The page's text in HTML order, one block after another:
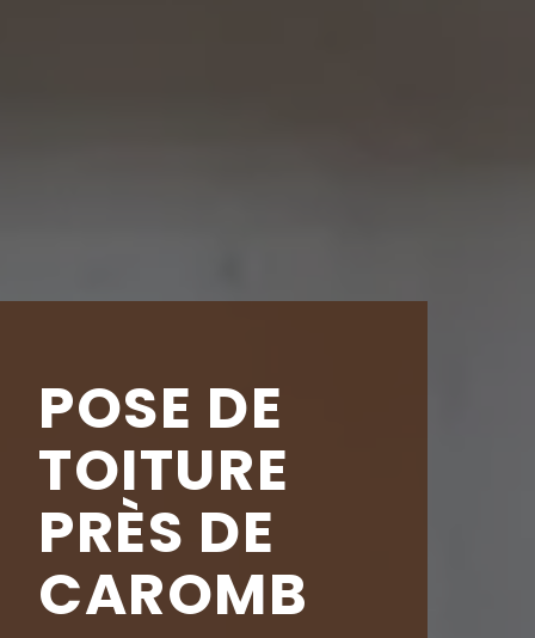
POSE DE
TOITURE
PRÈS DE
CAROMB